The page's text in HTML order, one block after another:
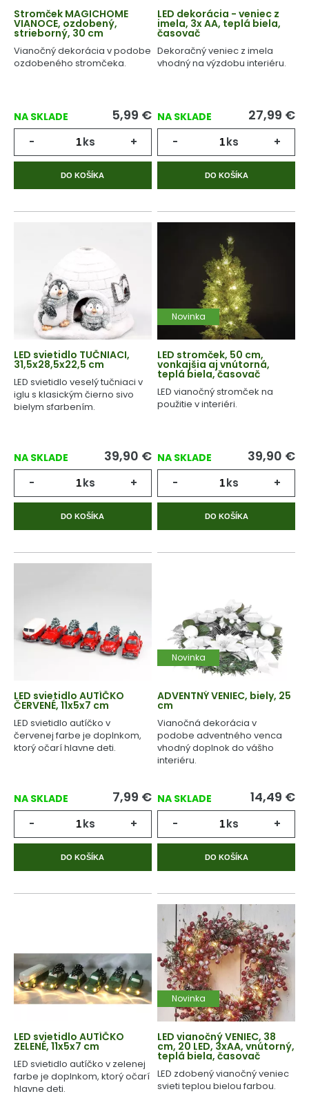
Stromček MAGICHOME
VIANOCE, ozdobený,
strieborný, 30 cm
Vianočný dekorácia v podobe
ozdobeného stromčeka.
NA SKLADE 5,99 €
- ks +
DO KOŠÍKA
LED dekorácia - veniec z
imela, 3x AA, teplá biela,
časovač
Dekoračný veniec z imela
vhodný na výzdobu interiéru.
NA SKLADE 27,99 €
- ks +
DO KOŠÍKA
LED svietidlo TUČNIACI,
31,5x28,5x22,5 cm
LED svietidlo veselý tučniaci v
iglu s klasickým čierno sivo
bielym sfarbením.
NA SKLADE 39,90 €
- ks +
DO KOŠÍKA
Novinka
LED stromček, 50 cm,
vonkajšia aj vnútorná,
teplá biela, časovač
LED vianočný stromček na
použitie v interiéri.
NA SKLADE 39,90 €
- ks +
DO KOŠÍKA
LED svietidlo AUTÍČKO
ČERVENÉ, 11x5x7 cm
LED svietidlo autíčko v
červenej farbe je doplnkom,
ktorý očarí hlavne deti.
NA SKLADE 7,99 €
- ks +
DO KOŠÍKA
Novinka
ADVENTNÝ VENIEC, biely, 25
cm
Vianočná dekorácia v
podobe adventného venca
vhodný doplnok do vášho
interiéru.
NA SKLADE 14,49 €
- ks +
DO KOŠÍKA
LED svietidlo AUTÍČKO
ZELENÉ, 11x5x7 cm
LED svietidlo autíčko v zelenej
farbe je doplnkom, ktorý očarí
hlavne deti.
Novinka
LED vianočný VENIEC, 38
cm, 20 LED, 3xAA, vnútorný,
teplá biela, časovač
LED zdobený vianočný veniec
svieti teplou bielou farbou.